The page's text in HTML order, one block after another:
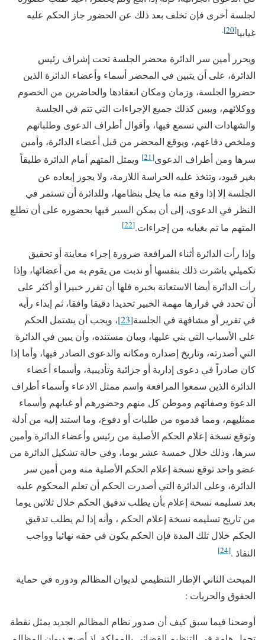
لجلسة أخرى فإن تخلف بعد ذلك عن الحضور جاز الحكم عليه
غيابيا[20]
.
ويحرر أمين سر الدائرة محضر الجلسة تحت إشراف رئيس
الدائرة، على أن يتبين في المحضر أسماء وأعضاء الدائرة الذين
حضروا الجلسة، وزمان ومكان انعقادها والحاضرين من الخصوم
ووكلائهم، ويبين كذلك جميع الإجراءات التي تتم في الجلسة
والشهادات التي تسمع فيها، وأقوال أطراف الدعوى وطلباتهم
وملخص دفاعهم، ويوقع المحضر من قبل أعضاء الدائرة، وأمين
سرها ومن أطراف الدعوى[21]
ويمثل المتهم أمام الدائرة طليقاً
بغير قيود، وتتخذ عليه الحراسة اللازمة، ولا يجوز إبعاده عن
الجلسة إلا إذا وقع منه ما يخل بنظامها، وللدائرة أن تستمر في
النظر في الدعوى، إلى أن يمكن السير فيها بحضوره على أن تطلع
المتهم ما تم بغيابه من إجراءات.[22]
وإذا رأت الدائرة أثناء المرافعة ضرورة إجراء معاينة أو تحقيق
تكميلي باشرت ذلك بنفسها أو ندبت من يقوم به من أعضائها، وإذا
رأت الدائرة أيضا الاستعانة بخبره فلها أن تقرر خبيرا أو أكثر على
أن تحدد في قرارها مهمة الخبير تحديدا دقيقا وافقا، ثم إبداء رأيه
في تقرير أو مشافهة في الجلسة[23]
، ويجب أن يشتمل الحكم
على الأسباب التي بني عليها، وبيان مستنده، وأن يبين في الدائرة
التي أصدرته، وتاريخ إصداره ومكانه والدعوى الصادر فيها، وأما إذا
كان صادراً في دعوى إدارية أو جزائية وتأديبية، وأسماء أعضاء
الدائرة الذين سمعوا المرافعة واسم ممثل الادعاء وأسماء أطراف
الدعوة وصفاتهم وموطن كل منهم وحضورهم أو غيابهم وأسماء
ممثليهم، ومما قدموه من طلبات أو دفوع، وما استند إليه من أدلة
وتوقع نسخة إعلام الحكم الأصلية من رئيس وأعضاء الدائرة وأمين
سرها، وذلك خلال خمسة عشر يوما، وفي حالة تشكيل الدائرة من
عضو واحد توقع نسخة إعلام الحكم الأصلية منه ومن أمين سر
الدائرة، وعلى الدائرة التي أصدرت الحكم أن تعلم المحكوم عليه
بعد تسليمه نسخة إعلام بأن يطلب تدقيق الحكم خلال ثلاثين يوما
من تاريخ تسليمه نسخة إعلام الحكم ، وأنه إذا لم يطلب تدقيق
الحكم خلال تلك المدة فإن الحكم يكون في حقه نهائيا وواجب
النفاذ .[24]
المبحث الثاني الإطار التنظيمي لديوان المظالم ودوره في حماية
الحقوق والحريات :
أوضحنا فيما سبق كيف أن صدور نظام المظالم الجديد يمثل نقطة